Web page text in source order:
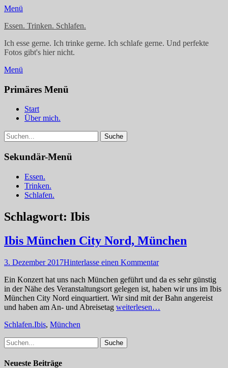
Menü
Essen. Trinken. Schlafen.
Ich esse gerne. Ich trinke gerne. Ich schlafe gerne. Und perfekte
Fotos gibt's hier nicht.
Menü
Primäres Menü
Springe
zum
Start
Über mich.
Suchen
Suche
nach:
Sekundär-Menü
Springe
zum
Inhalt
Essen.
Trinken.
Schlafen.
Schlagwort: Ibis
Ibis München City Nord, München
Posted
3. Dezember 2017Hinterlasse einen Kommentar
Ein Konzert hat uns nach München geführt und da es sehr günstig
in der Nähe des Veranstaltungsort gelegen ist, haben wir uns im Ibis
München City Nord einquartiert. Wir sind mit der Bahn angereist
und haben am An- und Abreisetag weiterlesen…
Kategorien
Schlafen.Schlagworte
Ibis, München
Suche
nach:
Neueste Beiträge